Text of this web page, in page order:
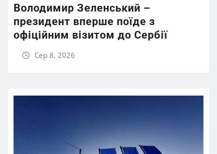
Володимир Зеленський –
президент вперше поїде з
офіційним візитом до Сербії
Сер 8, 2026